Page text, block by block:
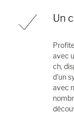
Un
avec
ch,
d'un
avec